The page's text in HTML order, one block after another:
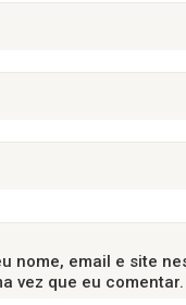
nome, email e site
vez que eu comentar.